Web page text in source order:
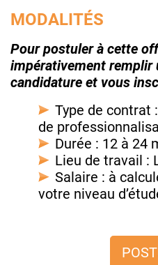
MODALITÉS
Pour postuler à cette
impérativement remplir
candidature et vous
Type de contrat
de
Durée : 12 à 24
Lieu de travail :
Salaire : à
votre niveau